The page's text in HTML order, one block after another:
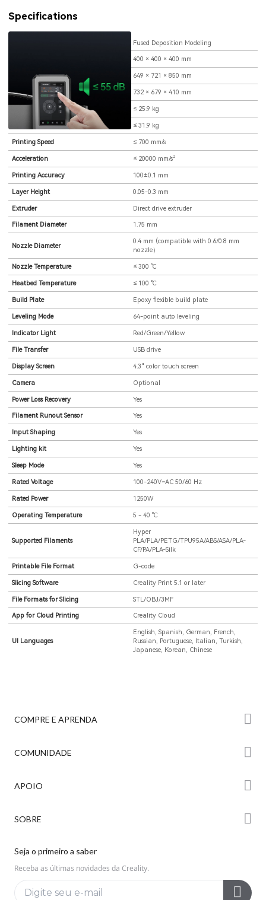
Specifications
Fused Deposition Modeling
400 × 400 × 400 mm
Printer Dimensions 649 × 721 × 850 mm
Package Dimensions 732 × 679 × 410 mm
Printer Net Weight ≤ 25.9 kg
Gross Weight ≤ 31.9 kg
Printing Speed ≤ 700 mm/s
Acceleration ≤ 20000 mm/s²
Printing Accuracy 100±0.1 mm
Layer Height 0.05-0.3 mm
Extruder Direct drive extruder
Filament Diameter 1.75 mm
Nozzle Diameter
0.4 mm (compatible with 0.6/0.8 mm
nozzle）
Nozzle Temperature ≤ 300 ℃
Heatbed Temperature ≤ 100 ℃
Build Plate Epoxy flexible build plate
Leveling Mode 64-point auto leveling
Indicator Light Red/Green/Yellow
File Transfer USB drive
Display Screen 4.3" color touch screen
Camera Optional
Power Loss Recovery Yes
Filament Runout Sensor Yes
Input Shaping Yes
Lighting kit Yes
Sleep Mode Yes
Rated Voltage 100-240V~AC 50/60 Hz
Rated Power 1250W
Operating Temperature 5 - 40 ℃
Supported Filaments
Hyper
PLA/PLA/PETG/TPU95A/ABS/ASA/PLA-
CF/PA/PLA-Silk
Printable File Format G-code
Slicing Software Creality Print 5.1 or later
File Formats for Slicing STL/OBJ/3MF
App for Cloud Printing Creality Cloud
UI Languages
English, Spanish, German, French,
Russian, Portuguese, Italian, Turkish,
Japanese, Korean, Chinese
COMPRE E APRENDA
Série Ender
COMUNIDADE
Discord
Código Aberto
APOIO
Central de Ajuda
Pós-venda
SOBRE
Fale Conosco
Política de Privacidade
Seja o primeiro a saber
Receba as últimas novidades da Creality.